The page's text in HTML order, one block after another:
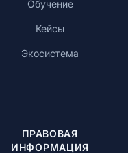
Обучение
Кейсы
Экосистема
ПРАВОВАЯ
ИНФОРМАЦИЯ